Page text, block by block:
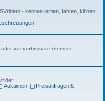
- kennen lernen, fahren, klönen,
wie verbessere ich mein
Auktionen,
Preisanfragen &